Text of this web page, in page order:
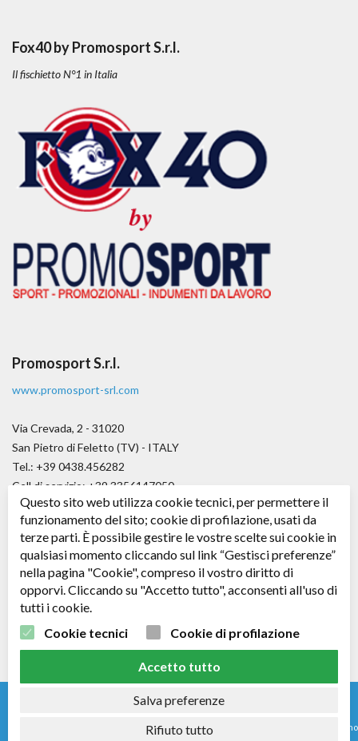
Fox40 by Promosport S.r.l.
Il fischietto N°1 in Italia
Promosport S.r.l.
www.promosport-srl.com
Via Crevada, 2 - 31020
San Pietro di Feletto (TV) - ITALY
Tel.: +39 0438.456282
Cell di servizio: +39.3356147050
Fax.: +39.0438.656979
E-mail:angelo@promosport-srl.com
Cap. soc. € 50.000,00 i.v.
C.F. / P. IVA: 04361530266 - R.E.A. TV: 343578
© 2024 - Nomi e immagini di sistemi e prodotti che appaiono su questo sito sono
Questo sito web utilizza cookie tecnici, per permettere il
funzionamento del sito; cookie di profilazione, usati da
terze parti. È possibile gestire le vostre scelte sui cookie in
qualsiasi momento cliccando sul link “Gestisci preferenze”
nella pagina "Cookie", compreso il vostro diritto di
opporvi. Cliccando su "Accetto tutto", acconsenti all'uso di
tutti i cookie.
Cookie tecnici
Cookie di profilazione
Accetto tutto
Salva preferenze
Rifiuto tutto